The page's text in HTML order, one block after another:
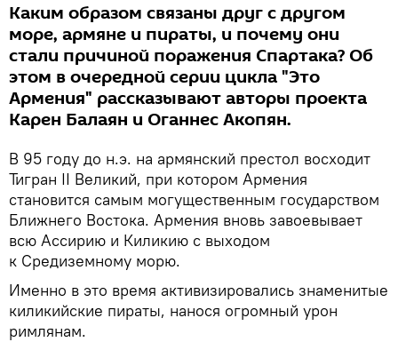
Каким образом связаны друг с другом
море, армяне и пираты, и почему они
стали причиной поражения Спартака? Об
этом в очередной серии цикла "Это
Армения" рассказывают авторы проекта
Карен Балаян и Оганнес Акопян.
В 95 году до н.э. на армянский престол восходит
Тигран II Великий, при котором Армения
становится самым могущественным государством
Ближнего Востока. Армения вновь завоевывает
всю Ассирию и Киликию с выходом
к Средиземному морю.
Именно в это время активизировались знаменитые
киликийские пираты, нанося огромный урон
римлянам.